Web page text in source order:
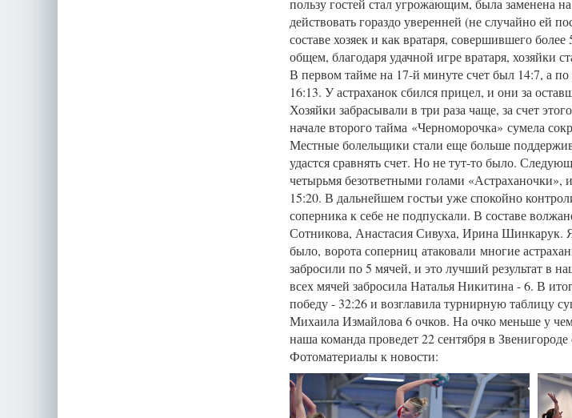
пользу гостей стал угрожающим, была заменена
действовать гораздо уверенней (не случайно ей
составе хозяек и как вратаря, совершившего
общем, благодаря удачной игре вратаря, хозяйки
В первом тайме на 17-й минуте счет был 14:7, а
16:13. У астраханок сбился прицел, и они за
Хозяйки забрасывали в три раза чаще, за счет
начале второго тайма «Черноморочка» сумела
Местные болельщики стали еще больше
удастся сравнять счет. Но не тут-то было.
четырьмя безответными голами «Астраханочки»,
15:20. В дальнейшем гостьи уже спокойно
соперника к себе не подпускали. В составе
Сотникова, Анастасия Сивуха, Ирина Шинкарук.
было, ворота соперниц атаковали многие
забросили по 5 мячей, и это лучший результат в
всех мячей забросила Наталья Никитина - 6. В
победу - 32:26 и возглавила турнирную таблицу
Михаила Измайлова 6 очков. На очко меньше у
наша команда проведет 22 сентября в
Фотоматериалы к новости: